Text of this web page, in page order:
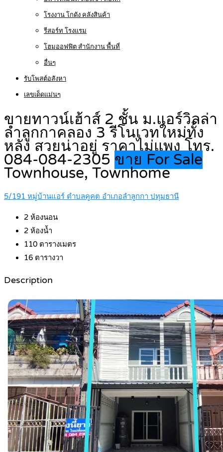
โรงงาน โกดัง คลังสินค้า
รีสอร์ท โรงแรม
โฮมออฟฟิต สำนักงาน พื้นที่
อื่นๆ
รับโพสต์อสังหา
เลขเด็ดแม่นๆ
ขายทาวน์เฮ้าส์ 2 ชั้น ม.แอร์วิลล่า
ลำลูกกาคลอง 3 รีโนเวทใหม่ทั้ง
หลัง สวยน่าอยู่ ราคาไม่แพง โทร.
084-084-2305 ขาย For Sale
Townhouse, Townhome
5/191 หมู่บ้านแอร์ ตำบลคูคต อำเภอลำลูกกา ปทุมธานี
2 ห้องนอน
2 ห้องน้ำ
110 ตารางเมตร
16 ตารางวา
Description